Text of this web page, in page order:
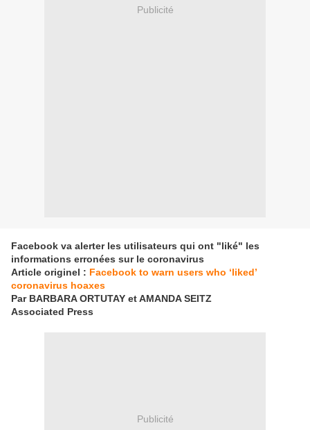
Publicité
Facebook va alerter les utilisateurs qui ont "liké" les
informations erronées sur le coronavirus
Article originel : Facebook to warn users who ‘liked’
coronavirus hoaxes
Par BARBARA ORTUTAY et AMANDA SEITZ
Associated Press
Publicité